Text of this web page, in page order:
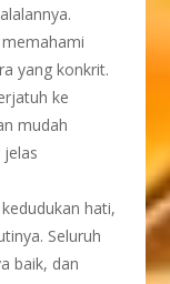
yang konkrit.
ke
mudah
hati,
Seluruh
baik, dan